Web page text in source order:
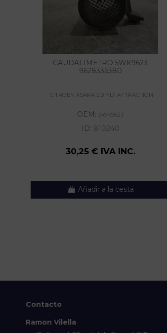
CAUDALIMETRO 5WK9623
9628336380
CITROEN XSARA 2.0 HDI ATTRACTION
OEM: 5WK9623
ID: 810240
30,25 € IVA INC.
Añadir a la cesta
Contacto
Ramon Vilella